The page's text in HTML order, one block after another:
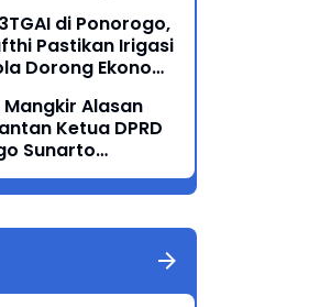
Lintas
Menyatu dalam
di Ponorogo,
Pastikan Irigasi
Dorong Ekonomi
Alasan
Ketua DPRD
Sunarto
Penuhi Panggilan